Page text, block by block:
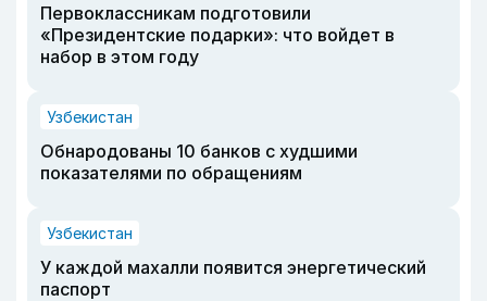
Первоклассникам подготовили
«Президентские подарки»: что войдет в
набор в этом году
Узбекистан
Обнародованы 10 банков с худшими
показателями по обращениям
Узбекистан
У каждой махалли появится энергетический
паспорт